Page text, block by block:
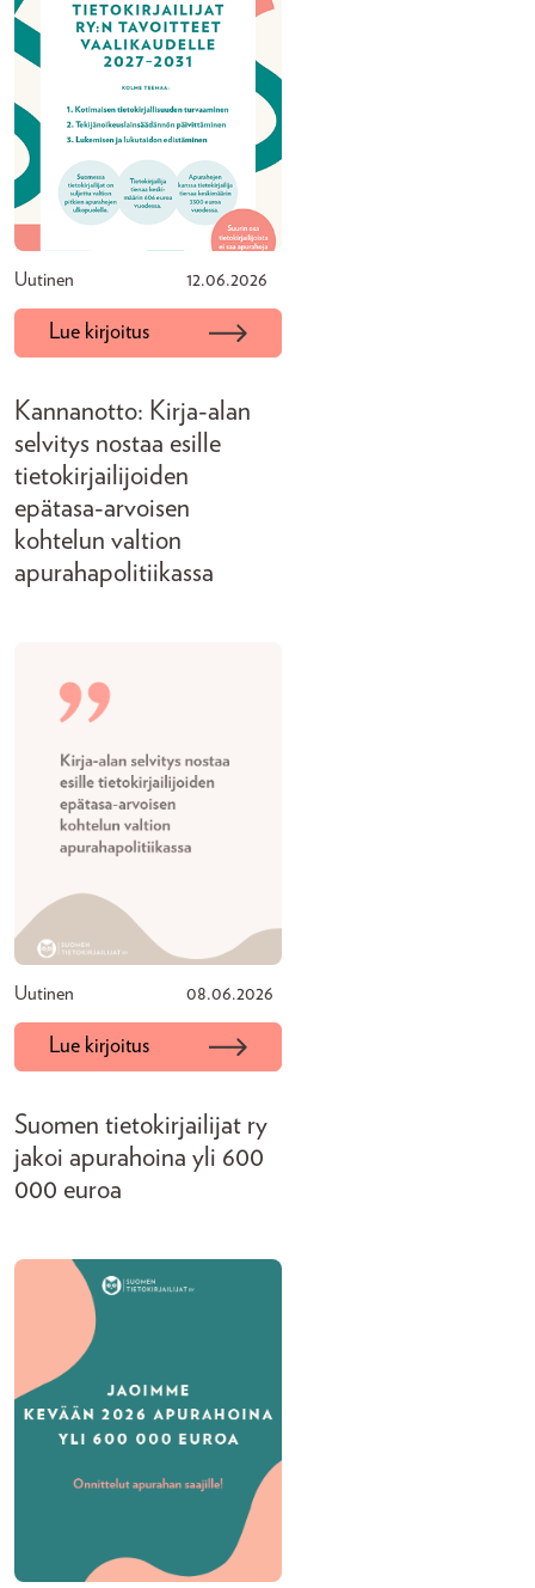
Uutinen 12.06.2026
Lue kirjoitus
Kannanotto: Kirja-alan
selvitys nostaa esille
tietokirjailijoiden
epätasa-arvoisen
kohtelun valtion
apurahapolitiikassa
Uutinen 08.06.2026
Lue kirjoitus
Suomen tietokirjailijat ry
jakoi apurahoina yli 600
000 euroa